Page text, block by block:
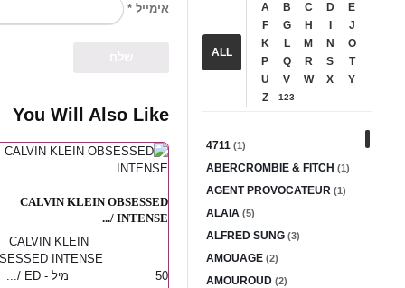
אימייל *
You Will Also Like
CALVIN KLEIN OBSESSED
INTENSE /...
CALVIN KLEIN
INTENSE
50 מיל - ED /...
ALL
A B C D
E
F
G H
J
K
L M N
O
P
Q R S
T
U
V W X
Y
Z
123
4711 (1)
ABERCROMBIE & FITCH (1)
AGENT PROVOCATEUR (1)
ALAIA (5)
ALFRED SUNG (3)
AMOUAGE (2)
AMOUROUD (2)